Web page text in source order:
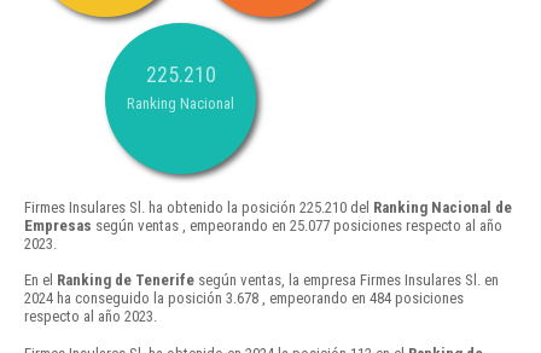
225.210
Ranking Nacional
Firmes Insulares Sl. ha obtenido la posición 225.210 del Ranking Nacional de
Empresas según ventas , empeorando en 25.077 posiciones respecto al año
2023.
En el Ranking de Tenerife según ventas, la empresa Firmes Insulares Sl. en
2024 ha conseguido la posición 3.678 , empeorando en 484 posiciones
respecto al año 2023.